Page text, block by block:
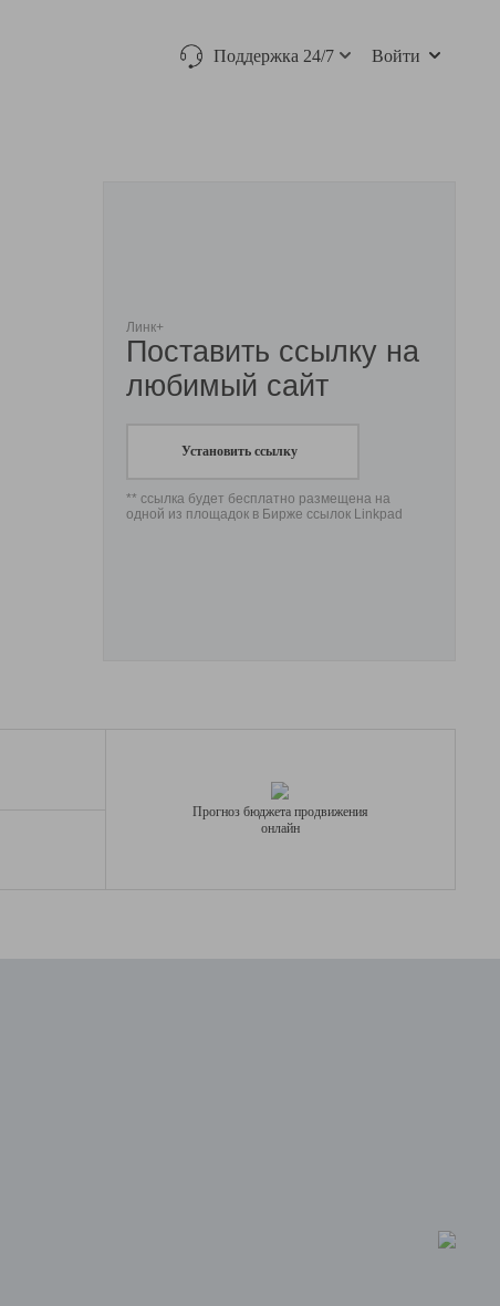
Поддержка 24/7 Войти
Линк+
Поставить ссылку на
любимый сайт
Установить ссылку
** ссылка будет бесплатно размещена на
одной из площадок в Бирже ссылок Linkpad
Прогноз бюджета продвижения
онлайн